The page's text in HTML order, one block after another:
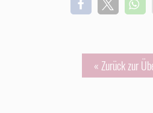
« Zurück zur